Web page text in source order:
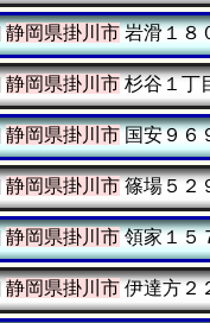
静岡県掛川市岩滑１８
静岡県掛川市杉谷１丁
静岡県掛川市国安９６
静岡県掛川市篠場５２
静岡県掛川市領家１５
静岡県掛川市伊達方２